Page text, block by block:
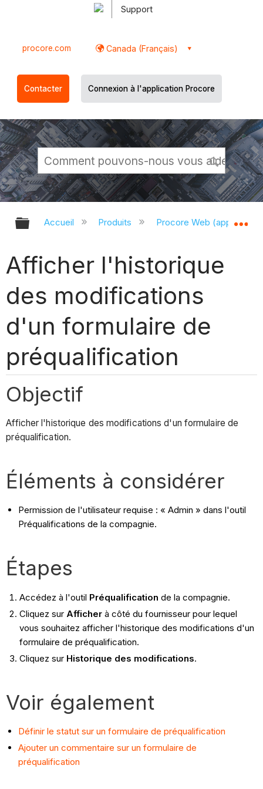
Support
procore.com Canada (Français)
Contacter Connexion à l'application Procore
Développer/réduire la hiérarchie
Accueil Produits Procore Web
Afficher l'historique
des modifications
d'un formulaire de
préqualification
Objectif
Afficher l'historique des modifications d'un formulaire de
préqualification.
Éléments à considérer
Permission de l'utilisateur requise : « Admin » dans l'outil
Préqualifications de la compagnie.
Étapes
Accédez à l'outil Préqualification de la compagnie.
Cliquez sur Afficherà côté du fournisseur pour lequel
vous souhaitez afficher l'historique des modifications d'un
formulaire de préqualification.
Cliquez sur Historique des modifications.
Voir également
Définir le statut sur un formulaire de préqualification
Ajouter un commentaire sur un formulaire de
préqualification